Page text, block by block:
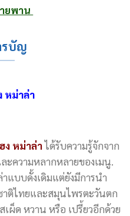
ยพาน
รบัญ
หม่าล่า
ฮง หม่าล่าได้รับความรู้จักจาก
ความหลากหลายของเมนู.
แบบดั้งเดิมแต่ยังมีการนำ
ติไทยและสมุนไพรตะวันตก
ผ็ด หวาน หรือ เปรี้ยวอีกด้วย